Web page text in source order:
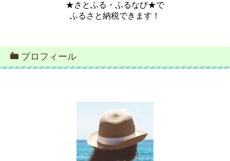
★さとふる・ふるなび★で
ふるさと納税できます！
プロフィール